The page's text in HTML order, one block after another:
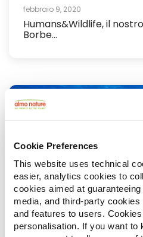
Cookie Preferences
This website uses technical
easier, analytics cookies to
cookies aimed at
media, and third-party
and features to users.
personalisation. If you want to
febbraio 9, 2020
Humans&Wildlife, il
Borbe...
gennaio 8, 2020
Aggiornamento:
L’energia ...